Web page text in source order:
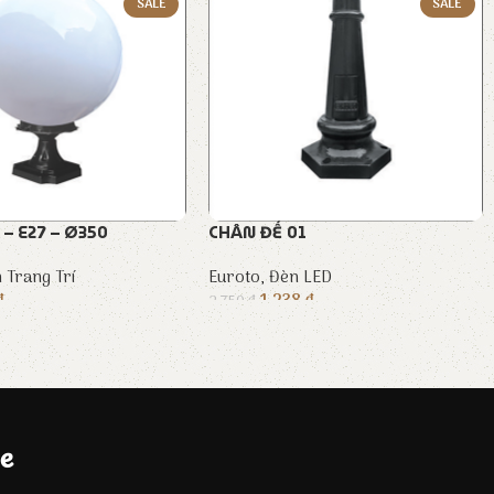
E27 – Ø350
Trang Trí
CHÂN ĐẾ 01
Euroto,Đèn LED
2.750₫ 1.238₫